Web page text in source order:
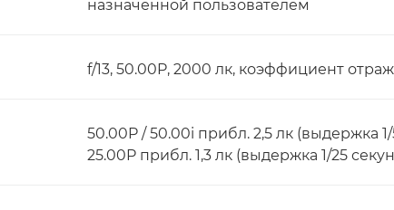
назначенной пользователем
f/13, 50.00P, 2000 лк, коэффициент
50.00P / 50.00i прибл. 2,5 лк (выдержка
25.00P прибл. 1,3 лк (выдержка 1/25